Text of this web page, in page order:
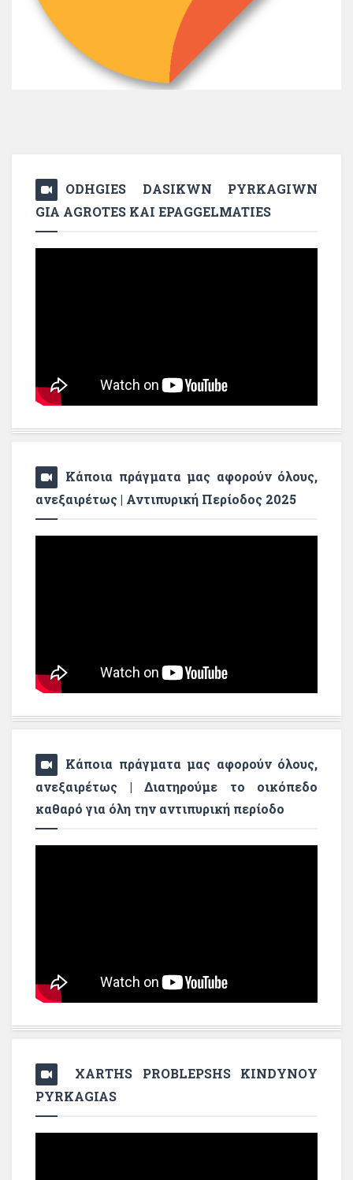
ODHGIES DASIKWN PYRKAGIWN
GIA AGROTES KAI EPAGGELMATIES
Κάποια πράγματα μας αφορούν όλους,
ανεξαιρέτως | Αντιπυρική Περίοδος 2025
Κάποια πράγματα μας αφορούν όλους,
ανεξαιρέτως | Διατηρούμε το οικόπεδο
καθαρό για όλη την αντιπυρική περίοδο
XARTHS PROBLEPSHS KINDYNOY
PYRKAGIAS